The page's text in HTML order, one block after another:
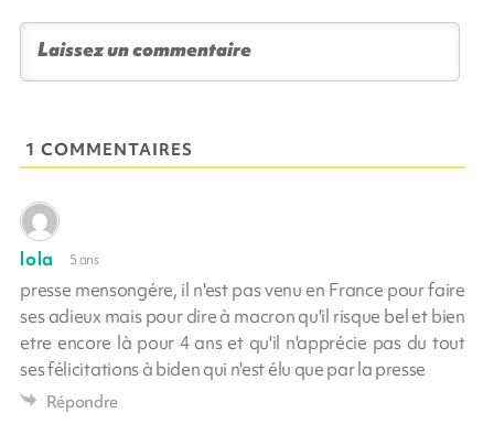
1 COMMENTAIRES
lola 5 ans
presse mensongére, il n'est pas venu en France pour faire
ses adieux mais pour dire à macron qu'il risque bel et bien
etre encore là pour 4 ans et qu'il n'apprécie pas du tout
ses félicitations à biden qui n'est élu que par la presse
Répondre